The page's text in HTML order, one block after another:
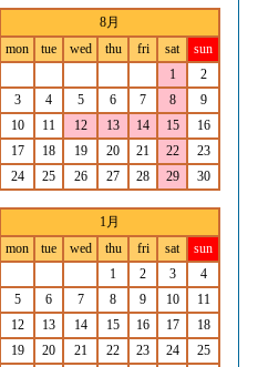
8月
mon
tue wed thu fri sat
sun
1
2
3
4 5 6 7 8
9
10
11 12 13 14 15
16
17
18 19 20 21 22
23
24
25 26 27 28 29 30
1月
mon
tue wed thu fri sat
sun
1
2 3
4
5
6 7 8 9 10
11
12
13 14 15 16 17
18
19
20 21 22 23 24
25